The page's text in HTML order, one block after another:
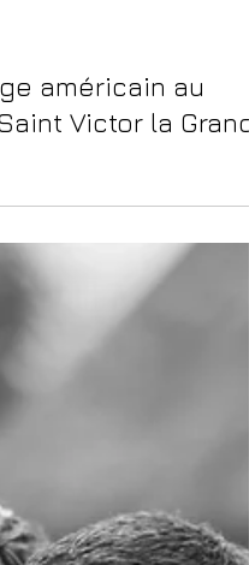
américain au
Victor la Grand'